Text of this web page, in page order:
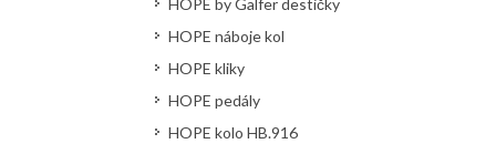
HOPE by Galfer destičky
HOPE náboje kol
HOPE kliky
HOPE pedály
HOPE kolo HB.916